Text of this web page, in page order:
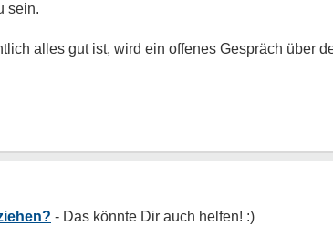
sein.
alles gut ist, wird ein offenes Gespräch über